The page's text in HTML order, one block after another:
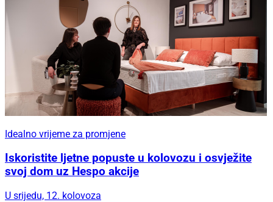
Idealno vrijeme za promjene
Iskoristite ljetne popuste u kolovozu i osvježite
svoj dom uz Hespo akcije
U srijedu, 12. kolovoza